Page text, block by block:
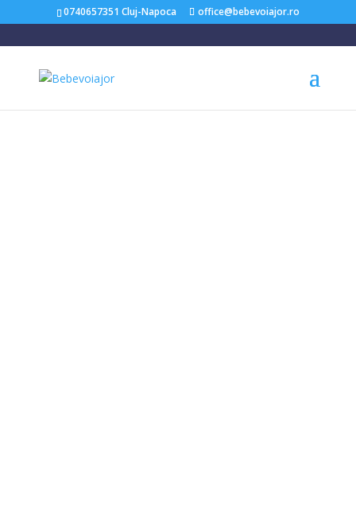
0740657351 Cluj-Napoca office@bebevoiajor.ro
/Scaune Auto Copii
/ Scaun auto copii i-Size i-Spin Grow 360°
Signature, 40-125 cm, Harbour, testat ADAC si certificat R129 – Joie